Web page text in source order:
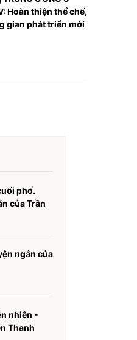
phố.
của Trần
ngắn của
nhiên -
Thanh